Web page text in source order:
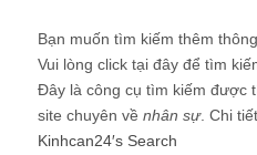
Bạn muốn tìm kiếm thêm
Vui lòng click tại đây để tìm
Đây là công cụ tìm kiếm được
site chuyên về nhân sự. Chi
Kinhcan24′s Search